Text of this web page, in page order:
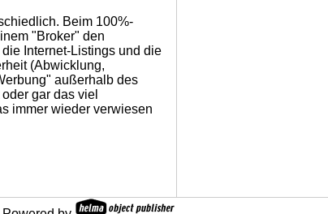
Beim 100%-
"Broker" den
Internet-Listings und die
(Abwicklung,
außerhalb des
gar das viel
immer wieder verwiesen